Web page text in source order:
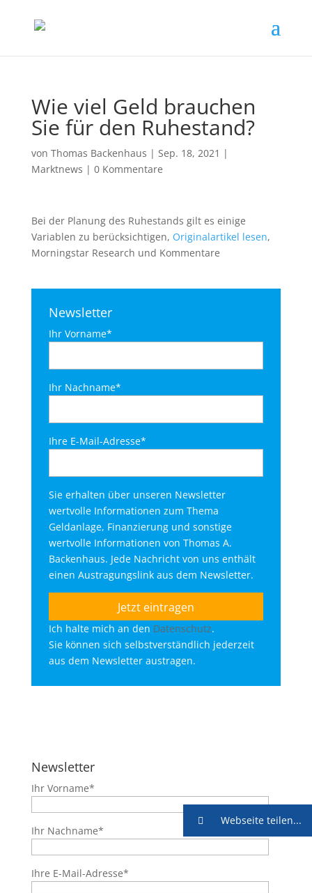
Wie viel Geld brauchen
Sie für den Ruhestand?
von Thomas Backenhaus | Sep. 18, 2021 |
Marktnews | 0 Kommentare
Bei der Planung des Ruhestands gilt es einige
Variablen zu berücksichtigen, Originalartikel lesen,
Morningstar Research und Kommentare
Newsletter
Ihr Vorname*
Ihr Nachname*
Ihre E-Mail-Adresse*
Sie erhalten über unseren Newsletter
wertvolle Informationen zum Thema
Geldanlage, Finanzierung und sonstige
wertvolle Informationen von Thomas A.
Backenhaus. Jede Nachricht von uns enthält
einen Austragungslink aus dem Newsletter.
Ich halte mich an den Datenschutz.
Sie können sich selbstverständlich jederzeit
aus dem Newsletter austragen.
Newsletter
Ihr Vorname*
Ihr Nachname*
Ihre E-Mail-Adresse*
Webseite teilen...